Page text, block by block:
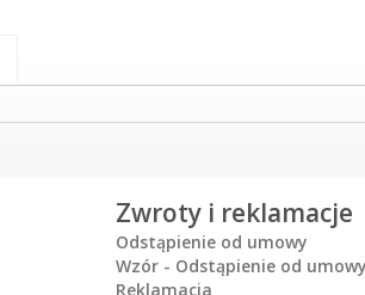
Zwroty i reklamacje
Odstąpienie od umowy
Wzór - Odstąpienie od
Reklamacja